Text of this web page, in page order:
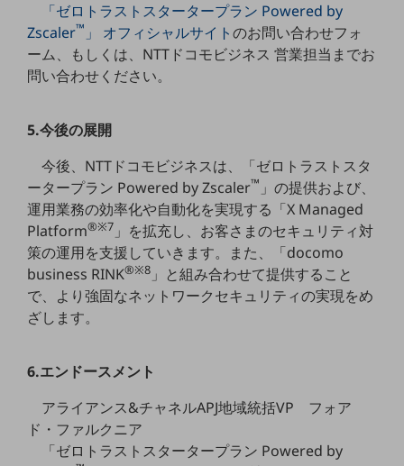
モビリティ
製造・建設業
キーワードで探す
法人向けスマホ・携帯に関する、
おすすめの機種、料金やサービスをご紹介
製品
製品TOP
ビジネス向けスマートフォン
タフネススマートフォン
ドコモケータイ
5G対応ホームルーター
通信モジュール製品
「ゼロトラストスタータープラン Powered by
Zscaler™ 」 オフィシャルサイトのお問い合わせフォ
ーム、もしくは、NTTドコモビジネス 営業担当までお
問い合わせください。
5.今後の展開
今後、NTTドコモビジネスは、「ゼロトラストスタ
ータープラン Powered by Zscaler™ 」の提供および、
運用業務の効率化や自動化を実現する「X Managed
Platform®※7 」を拡充し、お客さまのセキュリティ対
策の運用を支援していきます。また、「docomo
business RINK®※8 」と組み合わせて提供すること
で、より強固なネットワークセキュリティの実現をめ
ざします。
6.エンドースメント
アライアンス&チャネルAPJ地域統括VP フォア
ド・ファルクニア
「ゼロトラストスタータープラン Powered by